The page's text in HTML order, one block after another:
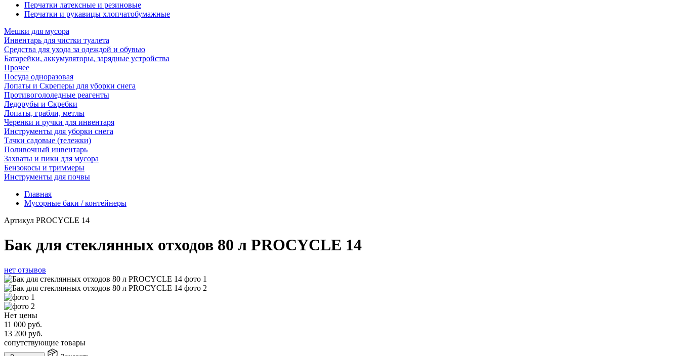
Перчатки латексные и резиновые
Перчатки и рукавицы хлопчатобумажные
Мешки для мусора
Инвентарь для чистки туалета
Средства для ухода за одеждой и обувью
Батарейки, аккумуляторы, зарядные устройства
Прочее
Посуда одноразовая
Лопаты и Скреперы для уборки снега
Противогололедные реагенты
Ледорубы и Скребки
Лопаты, грабли, метлы
Черенки и ручки для инвентаря
Инструменты для уборки снега
Тачки садовые (тележки)
Поливочный инвентарь
Захваты и пики для мусора
Бензокосы и триммеры
Инструменты для почвы
Главная
Мусорные баки / контейнеры
Артикул PROCYCLE 14
Бак для стеклянных отходов 80 л PROCYCLE 14
нет отзывов
Нет цены
11 000 руб.
13 200 руб.
сопутствующие товары